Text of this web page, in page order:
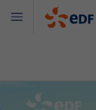
Menu